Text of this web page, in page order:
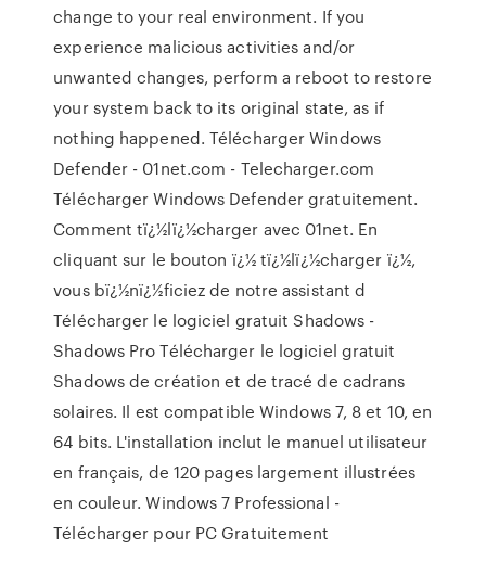
change to your real environment. If you
experience malicious activities and/or
unwanted changes, perform a reboot to restore
your system back to its original state, as if
nothing happened. Télécharger Windows
Defender - 01net.com - Telecharger.com
Télécharger Windows Defender gratuitement.
Comment tï¿½lï¿½charger avec 01net. En
cliquant sur le bouton ï¿½ tï¿½lï¿½charger ï¿½,
vous bï¿½nï¿½ficiez de notre assistant d
Télécharger le logiciel gratuit Shadows -
Shadows Pro Télécharger le logiciel gratuit
Shadows de création et de tracé de cadrans
solaires. Il est compatible Windows 7, 8 et 10, en
64 bits. L'installation inclut le manuel utilisateur
en français, de 120 pages largement illustrées
en couleur. Windows 7 Professional -
Télécharger pour PC Gratuitement